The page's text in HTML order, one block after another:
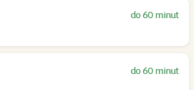
do 60 minut
do 60 minut